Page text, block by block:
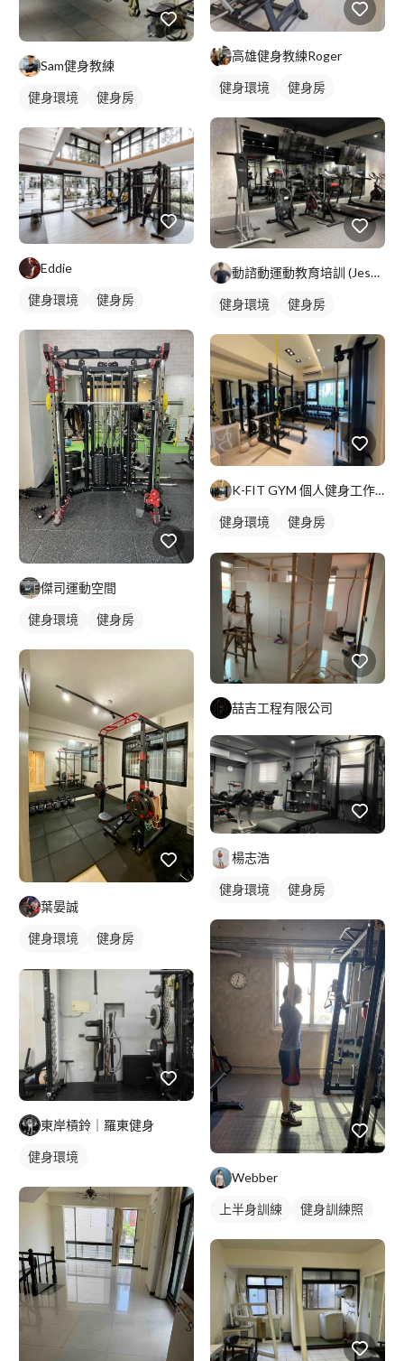
Sam健身教練
健身環境 健身房
Eddie
健身環境 健身房
傑司運動空間
健身環境 健身房
葉晏誠
健身環境
健身房
東岸槓鈴｜羅東健身
健身環境
高雄健身教練Roger
健身環境 健身房
動諮動運動教育培訓 (Jesse)
健身環境 健身房
K-FIT GYM 個人健身工作室｜預約制
健身環境
健身房
喆吉工程有限公司
楊志浩
健身環境 健身房
Webber
上半身訓練 健身訓練照